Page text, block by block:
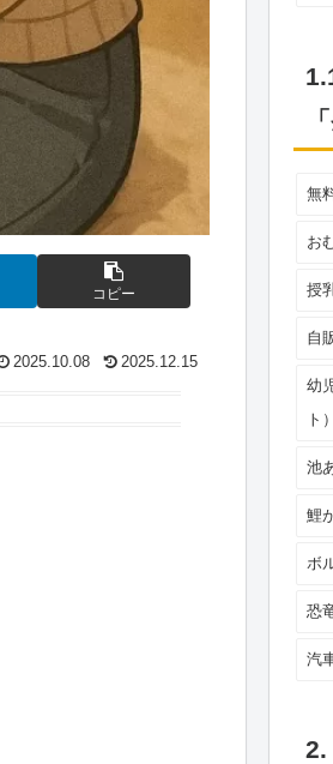
コピー
2025.10.08 2025.12.15
無
お
授
自
幼
ト）
池
鯉
ボ
恐
汽
2.